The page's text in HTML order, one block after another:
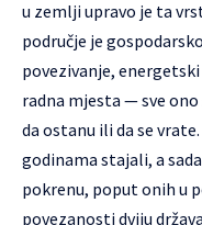
u zemlji upravo je ta
područje je
povezivanje,
radna mjesta — sve
da ostanu ili da se
godinama stajali, a
pokrenu, poput onih u
povezanosti dviju